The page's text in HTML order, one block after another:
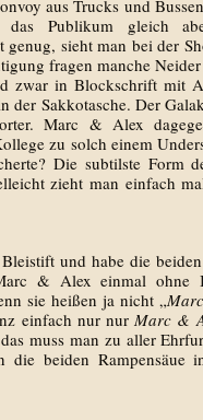
aus Trucks und
das Publikum gleich
sieht man bei der
fragen manche
zwar in Blockschrift mit
der Sakkotasche. Der
Marc & Alex
zu solch einem
Die subtilste Form
zieht man einfach
und habe die
& Alex einmal ohne
sie heißen ja nicht „
einfach nur nur Marc &
muss man zu aller
die beiden Rampensäue